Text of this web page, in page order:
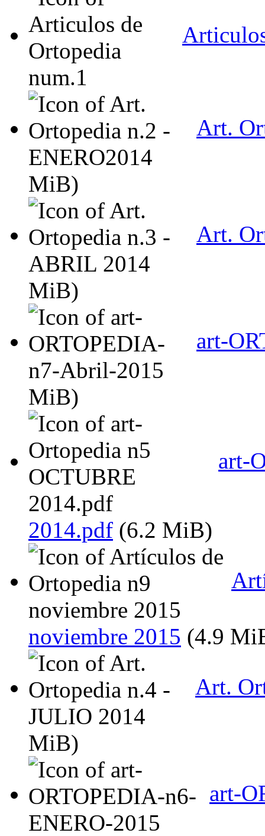
Art.
MiB)
Art.
MiB)
art-
MiB)
art-
2014.pdf (6.2 MiB)
noviembre 2015 (4.9
Art.
MiB)
art-